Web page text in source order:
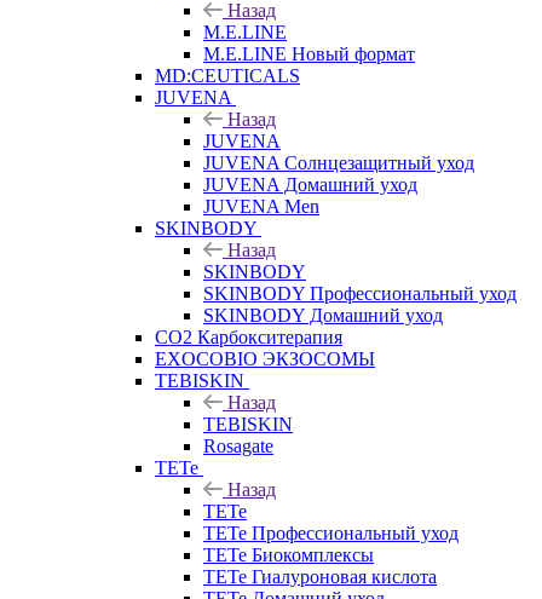
Назад
M.E.LINE
M.E.LINE Новый формат
MD:CEUTICALS
JUVENA
Назад
JUVENA
JUVENA Солнцезащитный уход
JUVENA Домашний уход
JUVENA Men
SKINBODY
Назад
SKINBODY
SKINBODY Профессиональный уход
SKINBODY Домашний уход
CO2 Карбокситерапия
EXOCOBIO ЭКЗОСОМЫ
TEBISKIN
Назад
TEBISKIN
Rosagate
TETe
Назад
TETe
TETe Профессиональный уход
TETe Биокомплексы
TETe Гиалуроновая кислота